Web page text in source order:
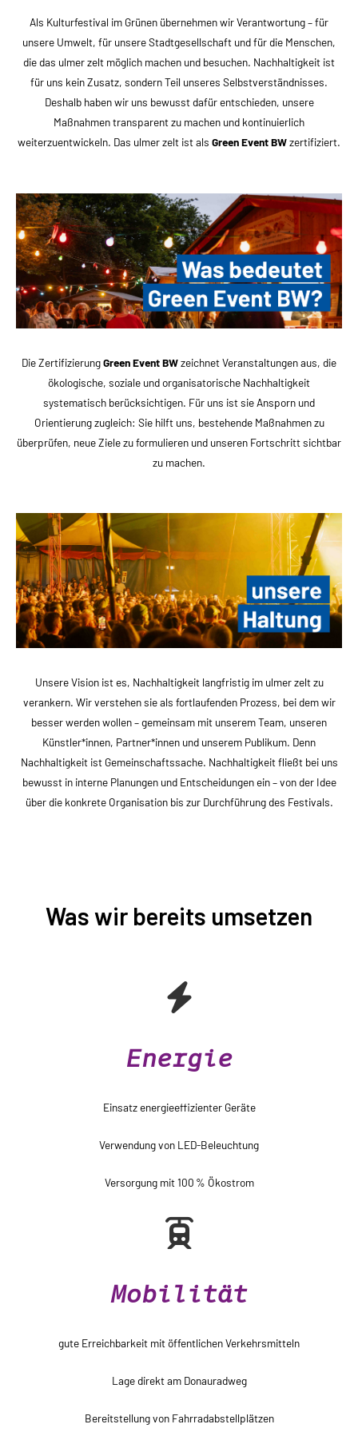
Als Kulturfestival im Grünen übernehmen wir Verantwortung – für
unsere Umwelt, für unsere Stadtgesellschaft und für die Menschen,
die das ulmer zelt möglich machen und besuchen. Nachhaltigkeit ist
für uns kein Zusatz, sondern Teil unseres Selbstverständnisses.
Deshalb haben wir uns bewusst dafür entschieden, unsere
Maßnahmen transparent zu machen und kontinuierlich
weiterzuentwickeln. Das ulmer zelt ist als Green Event BWzertifiziert.
Die ZertifizierungGreen Event BWzeichnet Veranstaltungen aus, die
ökologische, soziale und organisatorische Nachhaltigkeit
systematisch berücksichtigen. Für uns ist sie Ansporn und
Orientierung zugleich: Sie hilft uns, bestehende Maßnahmen zu
überprüfen, neue Ziele zu formulieren und unseren Fortschritt sichtbar
zu machen.
Unsere Vision ist es, Nachhaltigkeit langfristig im ulmer zelt zu
verankern. Wir verstehen sie als fortlaufenden Prozess, bei dem wir
besser werden wollen – gemeinsam mit unserem Team, unseren
Künstler*innen, Partner*innen und unserem Publikum. Denn
Nachhaltigkeit ist Gemeinschaftssache. Nachhaltigkeit fließt bei uns
bewusst in interne Planungen und Entscheidungen ein – von der Idee
über die konkrete Organisation bis zur Durchführung des Festivals.
Was wir bereits umsetzen
Energie
Einsatz energieeffizienter Geräte
Verwendung von LED-Beleuchtung
Versorgung mit 100 % Ökostrom
Mobilität
gute Erreichbarkeit mit öffentlichen Verkehrsmitteln
Lage direkt am Donauradweg
Bereitstellung von Fahrradabstellplätzen